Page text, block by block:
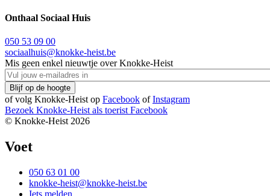
Onthaal Sociaal Huis
050 53 09 00
sociaalhuis@knokke-heist.be
Mis geen enkel nieuwtje over Knokke-Heist
of volg Knokke-Heist op Facebook ofInstagram
Bezoek Knokke-Heist als toerist Facebook
© Knokke-Heist 2026
Voet
050 63 01 00
knokke-heist@knokke-heist.be
Iets melden